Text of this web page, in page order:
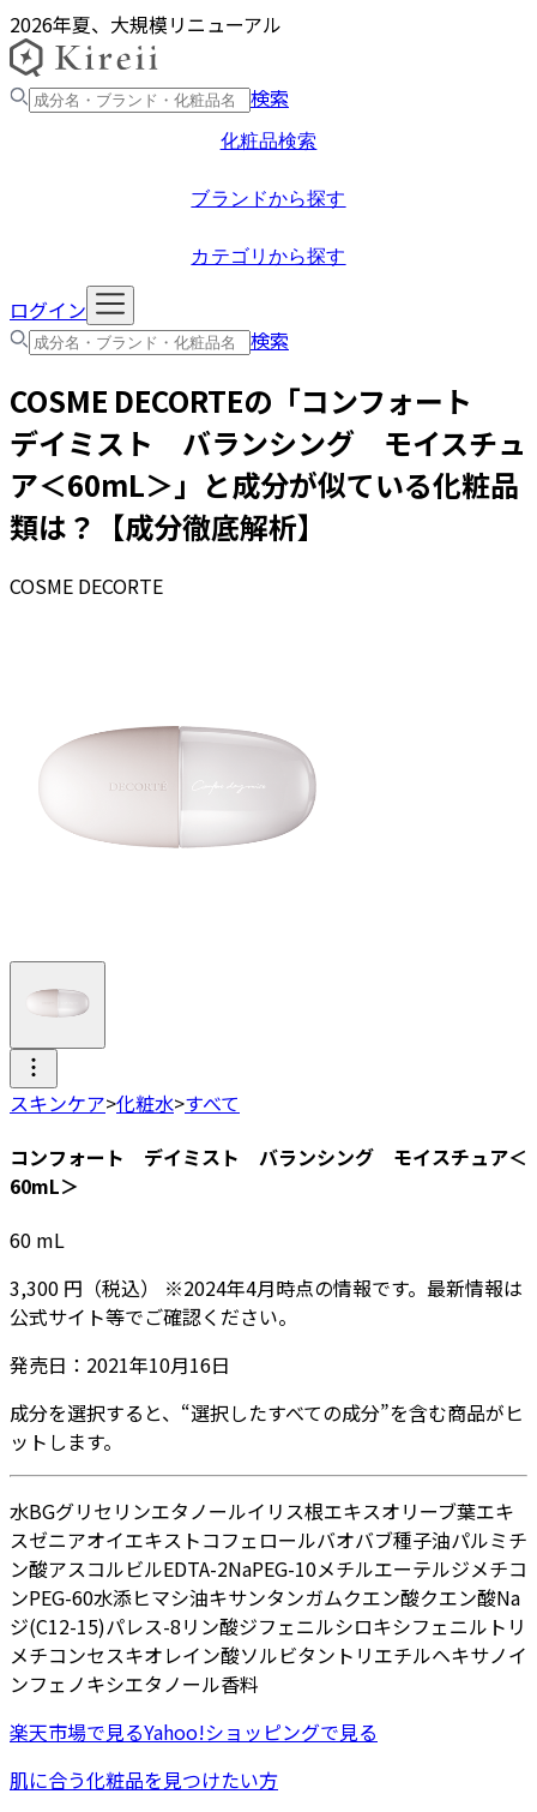
2026年夏、大規模リニューアル
検索
化粧品検索
ブランドから探す
カテゴリから探す
ログイン
検索
COSME DECORTEの「コンフォート
デイミスト バランシング モイスチュ
ア＜60mL＞ 」と成分が似ている化粧品
類は？【成分徹底解析】
COSME DECORTE
スキンケア>化粧水>すべて
コンフォート デイミスト バランシング モイスチュア＜
60mL＞
60 mL
3,300 円 （税込） ※2024年4月時点の情報です。最新情報は
公式サイト等でご確認ください。
発売日： 2021年10月16日
成分を選択すると、“選択したすべての成分”を含む商品がヒ
ットします。
水BGグリセリンエタノールイリス根エキスオリーブ葉エキ
スゼニアオイエキス トコフェロールバオバブ種子油パルミチ
ン酸アスコルビルEDTA-2NaPEG-10メチルエーテルジメチコ
ンPEG-60水添ヒマシ油キサンタンガムクエン酸クエン酸Na
ジ(C12-15)パレス-8リン酸ジフェニルシロキシフェニルトリ
メチコンセスキオレイン酸ソルビタン トリエチルヘキサノイ
ンフェノキシエタノール香料
楽天市場で見るYahoo!ショッピングで見る
肌に合う化粧品を見つけたい方